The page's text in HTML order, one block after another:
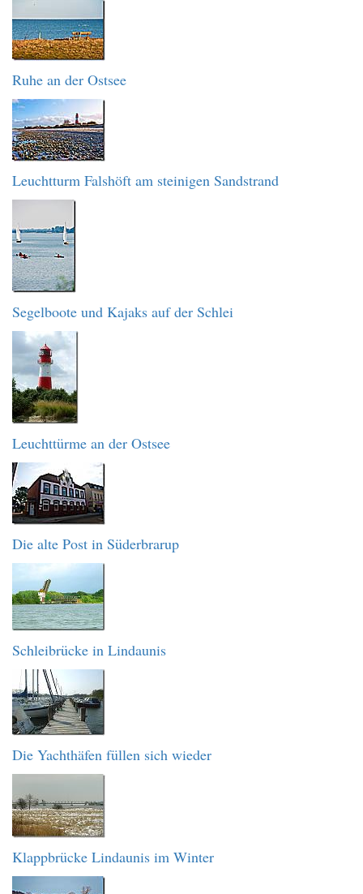
Ruhe an der Ostsee
Leuchtturm Falshöft am steinigen Sandstrand
Segelboote und Kajaks auf der Schlei
Leuchttürme an der Ostsee
Die alte Post in Süderbrarup
Schleibrücke in Lindaunis
Die Yachthäfen füllen sich wieder
Klappbrücke Lindaunis im Winter